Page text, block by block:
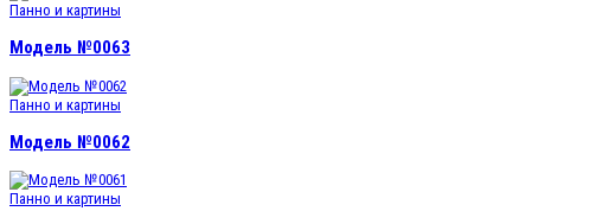
Панно и картины
Модель №0063
Панно и картины
Модель №0062
Панно и картины